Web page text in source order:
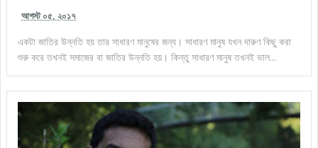
আগস্ট ০৫, ২০১৭
একটা জাতির উন্নতি হয় তার সাধারণ মানুষের জন্য। সাধারণ মানুষ যখন দারুণ কিছু করা
শুরু করে তখনই সমাজের বা জাতির উন্নতি হয়। কিন্তু সাধারণ মানুষ তখনই ভাল...